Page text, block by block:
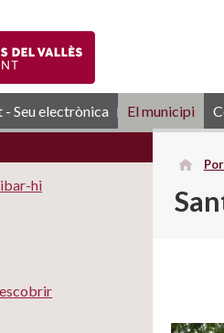
Seu electrònica El municipi
RSS
hi